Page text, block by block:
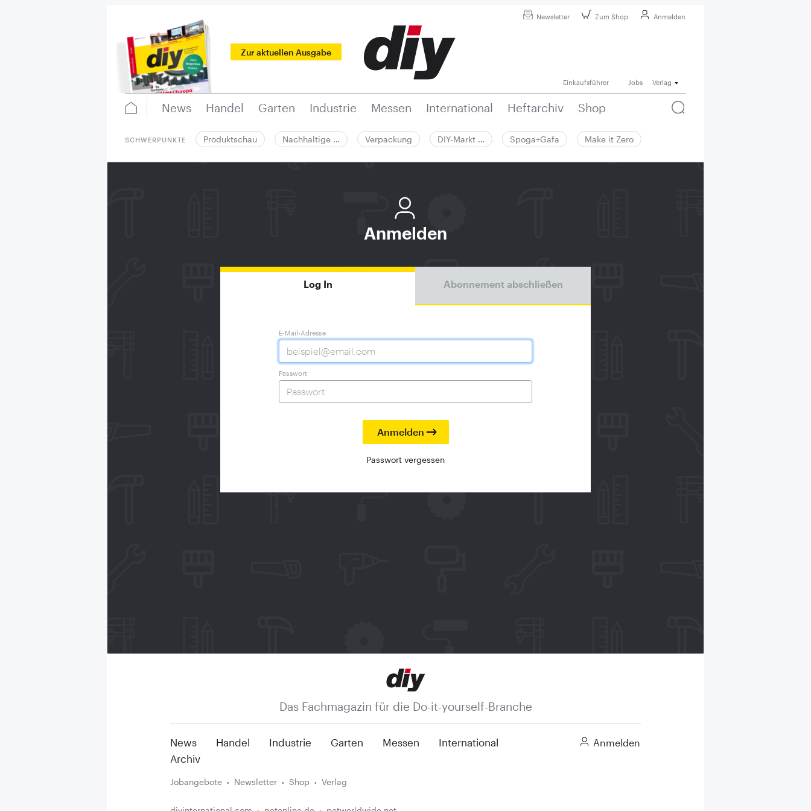
Newsletter Zum Shop Anmelden
Zur aktuellen Ausgabe
Einkaufsführer Jobs Verlag
News Handel Garten Industrie Messen International Heftarchiv Shop
SCHWERPUNKTE Produktschau Nachhaltige … Verpackung DIY-Markt … Spoga+Gafa Make it Zero
Anmelden
Log In Abonnement abschließen
E-Mail-Adresse
Passwort
Passwort vergessen
Das Fachmagazin für die Do-it-yourself-Branche
News Handel Industrie Garten Messen
International
Archiv
Anmelden
Jobangebote Newsletter Shop Verlag